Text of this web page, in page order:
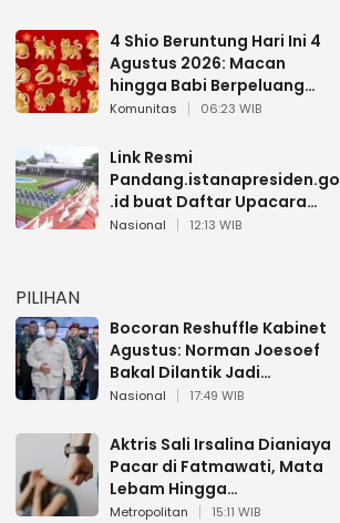
4 Shio Beruntung Hari Ini 4
Agustus 2026: Macan
hingga Babi Berpeluang
Dapat Kabar Baik
Komunitas 06:23 WIB
Link Resmi
Pandang.istanapresiden.go
.id buat Daftar Upacara
Bendera HUT RI di Istana
Nasional 12:13 WIB
PILIHAN
Bocoran Reshuffle Kabinet
Agustus: Norman Joesoef
Bakal Dilantik Jadi
Wamenhan RI
Nasional 17:49 WIB
Aktris Sali Irsalina Dianiaya
Pacar di Fatmawati, Mata
Lebam Hingga
Diselamatkan Polantas
Metropolitan 15:11 WIB